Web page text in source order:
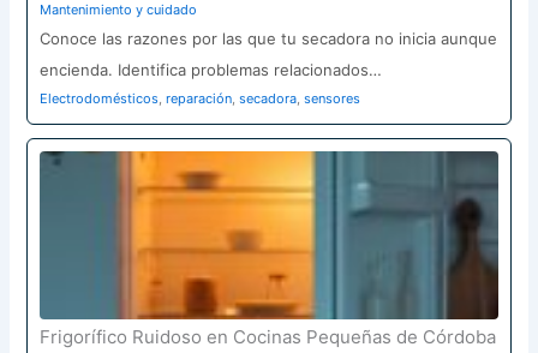
Mantenimiento y cuidado
Conoce las razones por las que tu secadora no inicia aunque
encienda. Identifica problemas relacionados…
Electrodomésticos,reparación,secadora,sensores
Frigorífico Ruidoso en Cocinas Pequeñas de Córdoba